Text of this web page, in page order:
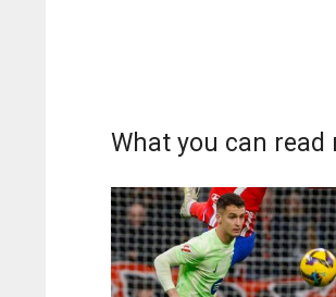
What you can read